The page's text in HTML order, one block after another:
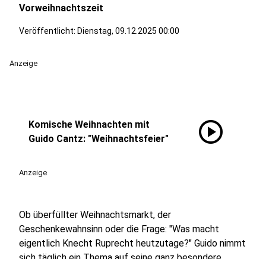
Vorweihnachtszeit
Veröffentlicht: Dienstag, 09.12.2025 00:00
Anzeige
Komische Weihnachten mit
Guido Cantz: "Weihnachtsfeier"
play_circle
Anzeige
Ob überfüllter Weihnachtsmarkt, der
Geschenkewahnsinn oder die Frage: "Was macht
eigentlich Knecht Ruprecht heutzutage?" Guido nimmt